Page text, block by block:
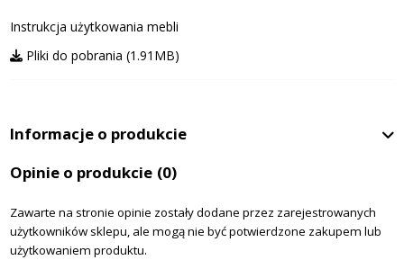
Instrukcja użytkowania mebli
Pliki do pobrania (1.91MB)
Informacje o produkcie
Opinie o produkcie (0)
Zawarte na stronie opinie zostały dodane przez zarejestrowanych
użytkowników sklepu, ale mogą nie być potwierdzone zakupem lub
użytkowaniem produktu.